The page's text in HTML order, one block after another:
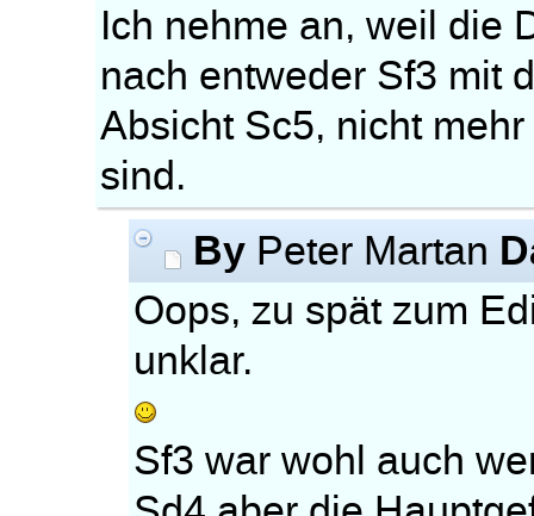
Ich nehme an, weil die
nach entweder Sf3 mit
Absicht Sc5, nicht
sind.
By Peter Martan
Oops, zu spät zum
unklar.
Sf3 war wohl auch